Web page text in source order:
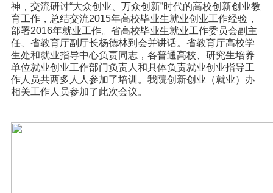
神，交流研讨“大众创业、万众创新”时代的高校创新创业教
育工作，总结交流2015年高校毕业生就业创业工作经验，
部署2016年就业工作。省高校毕业生就业工作委员会副主
任、省教育厅副厅长杨德林到会并讲话。省教育厅高校学
生处和就业指导中心负责同志，各普通高校、研究生培养
单位就业创业工作部门负责人和具体负责就业创业指导工
作人员共两多人人参加了培训。我院创新创业（就业）办
相关工作人员参加了此次会议。